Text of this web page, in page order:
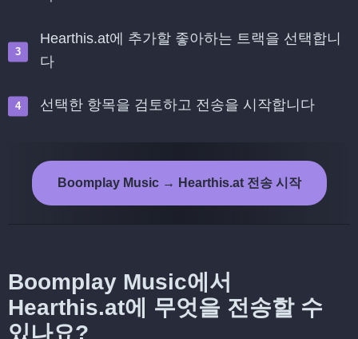
Hearthis.at에 추가할 좋아하는 트랙을 선택합니
다
선택한 항목을 검토하고 전송을 시작합니다
Boomplay Music → Hearthis.at 전송 시작
Boomplay Music에서
Hearthis.at에 무엇을 전송할 수
있나요?